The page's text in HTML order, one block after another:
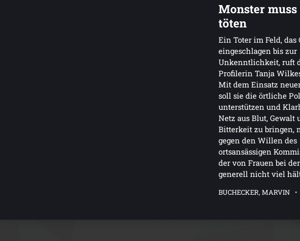
Monster muss
töten
Ein Toter im Feld, das
eingeschlagen bis zur
Unkenntlichkeit, ruft
Profilerin Tanja
Mit dem Einsatz
soll sie die örtliche
unterstützen und
Netz aus Blut, Gewalt
Bitterkeit zu bringen,
gegen den Willen des
ortsansässigen
der von Frauen bei
generell nicht viel
BUCHECKER, MARVIN